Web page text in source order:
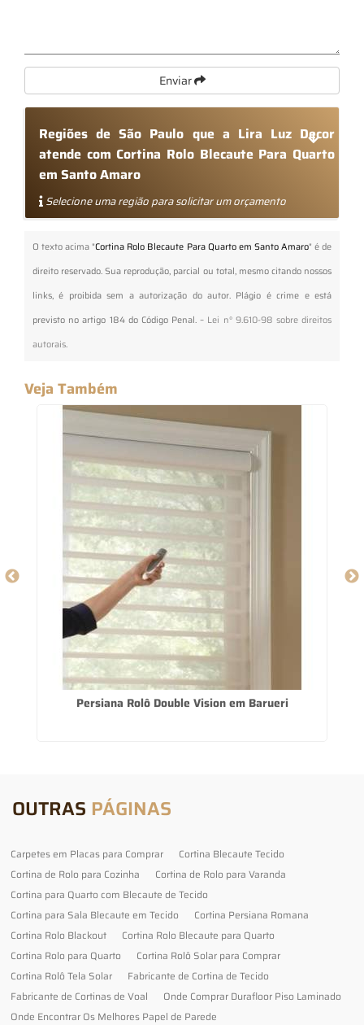
Enviar
Regiões de São Paulo que a Lira Luz Decor
atende com Cortina Rolo Blecaute Para Quarto
em Santo Amaro
Selecione uma região para solicitar um orçamento
O texto acima "Cortina Rolo Blecaute Para Quarto em Santo Amaro" é de
direito reservado. Sua reprodução, parcial ou total, mesmo citando nossos
links, é proibida sem a autorização do autor. Plágio é crime e está
previsto no artigo 184 do Código Penal. – Lei n° 9.610-98 sobre direitos
autorais.
Veja Também
Persiana Rolô Double Vision em Barueri
OUTRAS PÁGINAS
Carpetes em Placas para Comprar
Cortina Blecaute Tecido
Cortina de Rolo para Cozinha
Cortina de Rolo para Varanda
Cortina para Quarto com Blecaute de Tecido
Cortina para Sala Blecaute em Tecido
Cortina Persiana Romana
Cortina Rolo Blackout
Cortina Rolo Blecaute para Quarto
Cortina Rolo para Quarto
Cortina Rolô Solar para Comprar
Cortina Rolô Tela Solar
Fabricante de Cortina de Tecido
Fabricante de Cortinas de Voal
Onde Comprar Durafloor Piso Laminado
Onde Encontrar Os Melhores Papel de Parede